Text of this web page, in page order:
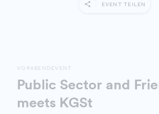
EVENT TEILEN
VORABENDEVENT
Public Sector and
meets KGSt